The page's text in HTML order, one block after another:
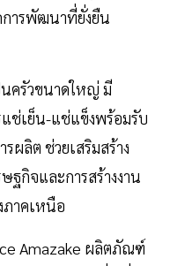
การพัฒนาที่ยั่งยืน
นครัวขนาดใหญ่ มี
ช่เย็น-แช่แข็งพร้อมรับ
ผลิต ช่วยเสริมสร้าง
ฐกิจและการสร้างงาน
ภาคเหนือ
Amazake ผลิตภัณฑ์